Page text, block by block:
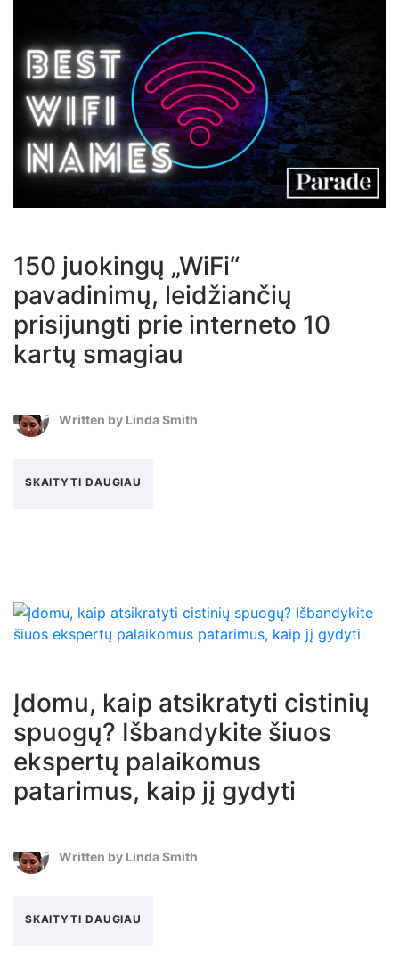
150 juokingų „WiFi“
pavadinimų, leidžiančių
prisijungti prie interneto 10
kartų smagiau
Written by Linda Smith
SKAITYTI DAUGIAU
Įdomu, kaip atsikratyti cistinių
spuogų? Išbandykite šiuos
ekspertų palaikomus
patarimus, kaip jį gydyti
Written by Linda Smith
SKAITYTI DAUGIAU